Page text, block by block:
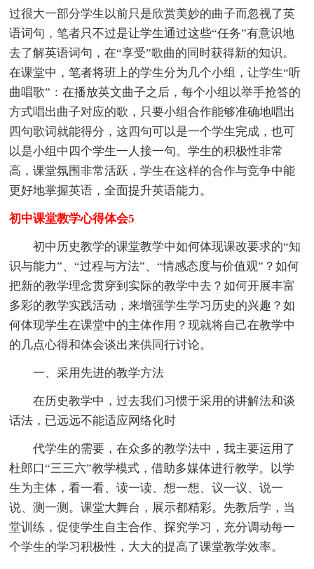
过很大一部分学生以前只是欣赏美妙的曲子而忽视了英
语词句，笔者只不过是让学生通过这些“任务”有意识地
去了解英语词句，在“享受”歌曲的同时获得新的知识。
在课堂中，笔者将班上的学生分为几个小组，让学生“听
曲唱歌”：在播放英文曲子之后，每个小组以举手抢答的
方式唱出曲子对应的歌，只要小组合作能够准确地唱出
四句歌词就能得分，这四句可以是一个学生完成，也可
以是小组中四个学生一人接一句。学生的积极性非常
高，课堂氛围非常活跃，学生在这样的合作与竞争中能
更好地掌握英语，全面提升英语能力。
初中课堂教学心得体会5
初中历史教学的课堂教学中如何体现课改要求的“知
识与能力”、“过程与方法”、“情感态度与价值观”？如何
把新的教学理念贯穿到实际的教学中去？如何开展丰富
多彩的教学实践活动，来增强学生学习历史的兴趣？如
何体现学生在课堂中的主体作用？现就将自己在教学中
的几点心得和体会谈出来供同行讨论。
一、采用先进的教学方法
在历史教学中，过去我们习惯于采用的讲解法和谈
话法，已远远不能适应网络化时
代学生的需要，在众多的教学法中，我主要运用了
杜郎口“三三六”教学模式，借助多媒体进行教学。以学
生为主体，看一看、读一读、想一想、议一议、说一
说、测一测。课堂大舞台，展示都精彩。先教后学，当
堂训练，促使学生自主合作、探究学习，充分调动每一
个学生的学习积极性，大大的提高了课堂教学效率。